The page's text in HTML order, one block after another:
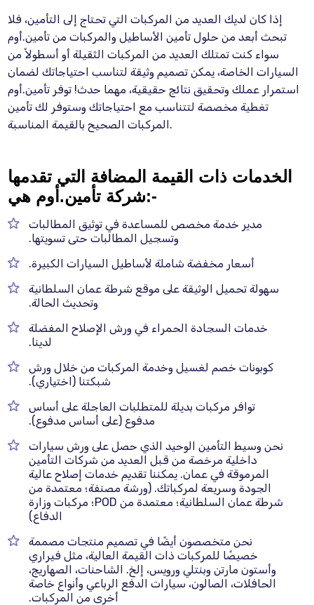
إذا كان لديك العديد من المركبات التي تحتاج إلى التأمين، فلا
تبحث أبعد من حلول تأمين الأساطيل والمركبات من تأمين.أوم
سواء كنت تمتلك العديد من المركبات الثقيلة أو أسطولاً من
السيارات الخاصة، يمكن تصميم وثيقة لتناسب احتياجاتك لضمان
استمرار عملك وتحقيق نتائج حقيقية، مهما حدث! توفر تأمين.أوم
تغطية مخصصة لتتناسب مع احتياجاتك وستوفر لك تأمين
المركبات الصحيح بالقيمة المناسبة.
الخدمات ذات القيمة المضافة التي تقدمها
شركة تأمين.أوم هي:-
مدير خدمة مخصص للمساعدة في توثيق المطالبات
وتسجيل المطالبات حتى تسويتها.
أسعار مخفضة شاملة لأساطيل السيارات الكبيرة.
سهولة تحميل الوثيقة على موقع شرطة عمان السلطانية
وتحديث الحالة.
خدمات السجادة الحمراء في ورش الإصلاح المفضلة
لدينا.
كوبونات خصم لغسيل وخدمة المركبات من خلال ورش
شبكتنا (اختياري).
توافر مركبات بديلة للمتطلبات العاجلة على أساس
مدفوع (على أساس مدفوع).
نحن وسيط التأمين الوحيد الذي حصل على ورش سيارات
داخلية مرخصة من قبل العديد من شركات التأمين
المرموقة في عمان. يمكننا تقديم خدمات إصلاح عالية
الجودة وسريعة لمركباتك. (ورشة مصنفة؛ معتمدة من
شرطة عمان السلطانية؛ معتمدة من POD؛ مركبات وزارة
الدفاع)
نحن متخصصون أيضًا في تصميم منتجات مصممة
خصيصًا للمركبات ذات القيمة العالية، مثل فيراري
وأستون مارتن وبنتلي ورويس، إلخ. الشاحنات، الصهاريج،
الحافلات، الصالون، سيارات الدفع الرباعي وأنواع خاصة
أخرى من المركبات.